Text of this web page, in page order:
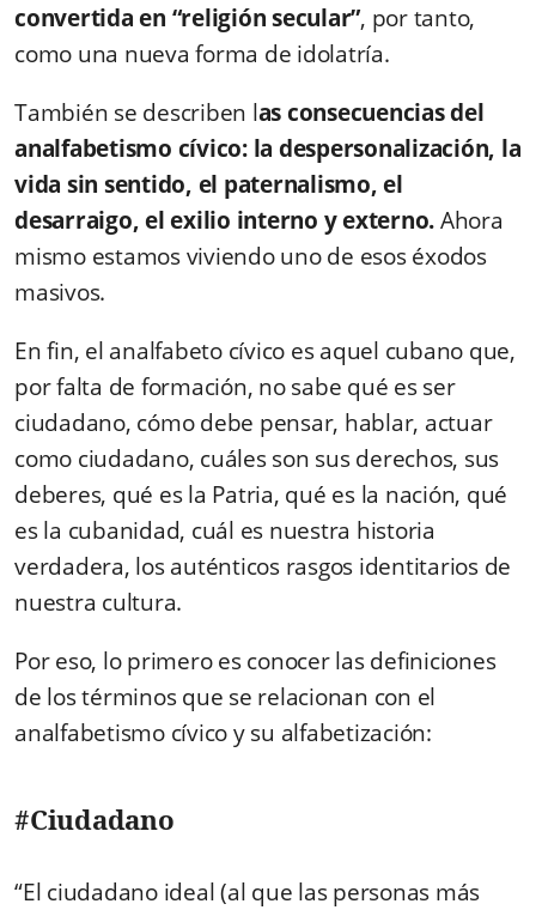
convertida en “religión secular”, por tanto,
como una nueva forma de idolatría.
También se describen las consecuencias del
analfabetismo cívico: la despersonalización, la
vida sin sentido, el paternalismo, el
desarraigo, el exilio interno y externo.Ahora
mismo estamos viviendo uno de esos éxodos
masivos.
En fin, el analfabeto cívico es aquel cubano que,
por falta de formación, no sabe qué es ser
ciudadano, cómo debe pensar, hablar, actuar
como ciudadano, cuáles son sus derechos, sus
deberes, qué es la Patria, qué es la nación, qué
es la cubanidad, cuál es nuestra historia
verdadera, los auténticos rasgos identitarios de
nuestra cultura.
Por eso, lo primero es conocer las definiciones
de los términos que se relacionan con el
analfabetismo cívico y su alfabetización:
#Ciudadano
“El ciudadano ideal (al que las personas más